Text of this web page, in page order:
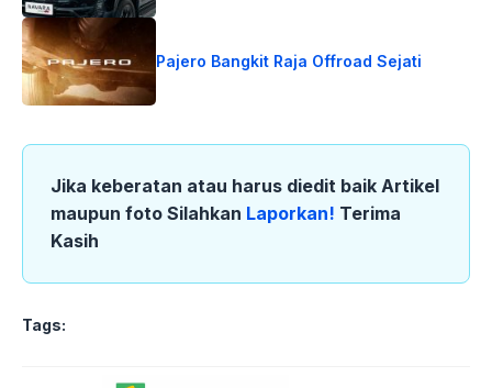
Pajero Bangkit Raja Offroad Sejati
Jika keberatan atau harus diedit baik Artikel
maupun foto Silahkan Laporkan! Terima
Kasih
Tags: